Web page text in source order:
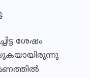
ശേഷം